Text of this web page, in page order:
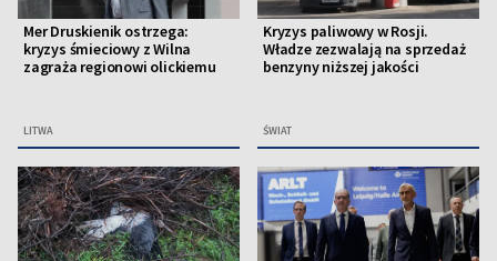
Mer Druskienik ostrzega:
kryzys śmieciowy z Wilna
zagraża regionowi olickiemu
LITWA
Kryzys paliwowy w Rosji.
Władze zezwalają na sprzedaż
benzyny niższej jakości
ŚWIAT